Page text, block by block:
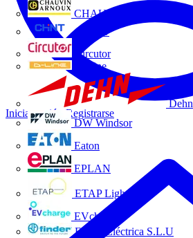
CHAUVIN ARNOUX
CHINT
Circutor
D-Line
Dehn
DW Windsor
Eaton
EPLAN
ETAP Lighting
EVcharge
Finder Eléctrica S.L.U
Iniciar sesión Registrarse